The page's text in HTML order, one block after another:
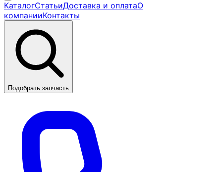
КаталогСтатьиДоставка и оплатаО
компанииКонтакты
Подобрать запчасть